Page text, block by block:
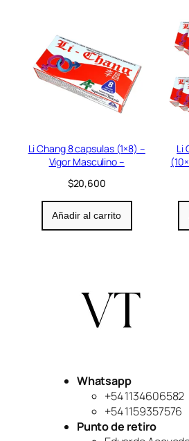
Li Chang 8 capsulas (1×8) –
Vigor Masculino –
$20,600
Añadir al carrito
Li
Whatsapp
+54 1134606582
+54 1159357576
Punto de retiro